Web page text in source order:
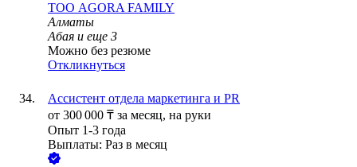
ТОО AGORA FAMILY
Алматы
Абая и еще 3
Можно без резюме
Откликнуться
Ассистент отдела маркетинга и PR
от 300 000 ₸ за месяц, на руки
Опыт 1-3 года
Выплаты: Раз в месяц